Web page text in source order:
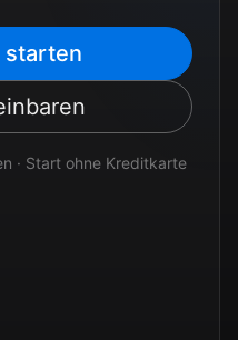
starten
· Start ohne Kreditkarte